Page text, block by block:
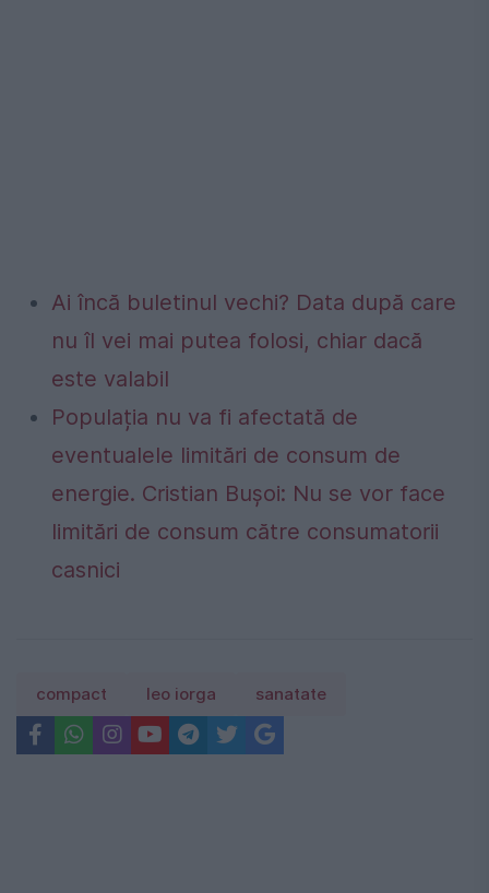
Ai încă buletinul vechi? Data după care
nu îl vei mai putea folosi, chiar dacă
este valabil
Populația nu va fi afectată de
eventualele limitări de consum de
energie. Cristian Bușoi: Nu se vor face
limitări de consum către consumatorii
casnici
compact leo iorga sanatate